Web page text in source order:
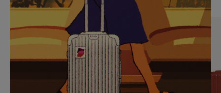
SIE,
UM
ANZUHALTEN
AUFHEBEN
DER
STUMMSCHALTUNG